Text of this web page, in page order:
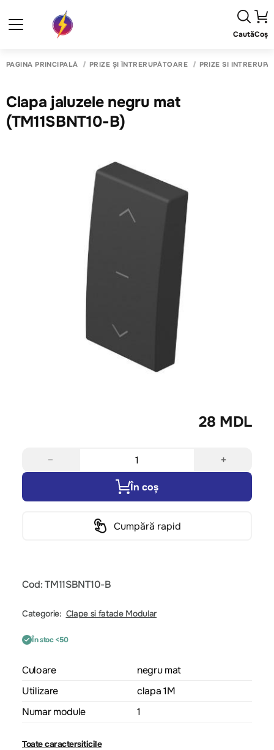
CautăCoș
PAGINA PRINCIPALĂ PRIZE ȘI ÎNTRERUPĂTOARE PRIZE SI
Clapa jaluzele negru mat
(TM11SBNT10-B)
28 MDL
− +
În coș
Cumpără rapid
Cod: TM11SBNT10-B
Categorie: Clape si fatade Modular
În stoc <50
Culoare
negru mat
Utilizare
clapa 1M
Numar module
1
Toate caractersiticile